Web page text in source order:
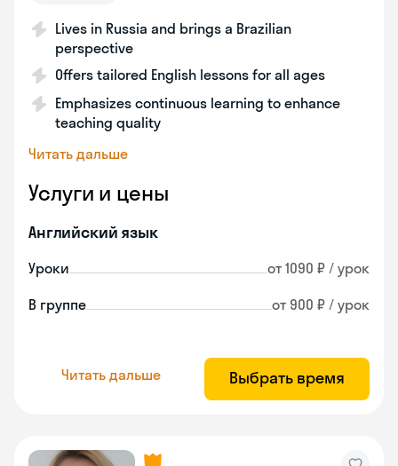
Lives in Russia and brings a Brazilian
perspective
Offers tailored English lessons for all ages
Emphasizes continuous learning to enhance
teaching quality
Читать дальше
Услуги и цены
Английский язык
Уроки от 1090 ₽ / урок
В группе от 900 ₽ / урок
Читать дальше Выбрать время